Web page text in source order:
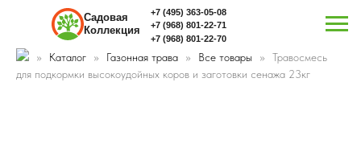
+7 (495) 363-05-08
+7 (968) 801-22-71
Садовая
Коллекция
+7 (968) 801-22-70
Каталог Газонная трава Все товары
Травосмесь
для подкормки высокоудойных коров и заготовки сенажа 23кг